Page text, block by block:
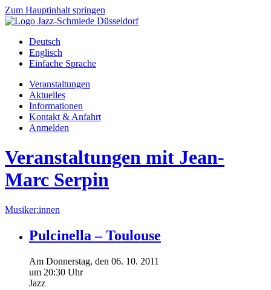
Zum Hauptinhalt springen
Deutsch
Englisch
Einfache Sprache
Veranstaltungen
Aktuelles
Informationen
Kontakt & Anfahrt
Anmelden
Veranstaltungen mit Jean-
Marc Serpin
Musiker:innen
Pulcinella – Toulouse
Am Donnerstag, den 06. 10. 2011
um 20:30 Uhr
Jazz